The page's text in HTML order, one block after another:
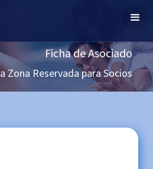
Ficha de Asociado
Zona Reservada para Socios